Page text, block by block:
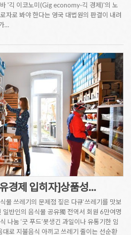
'긱 이코노미(Gig economy·긱 경제)'의 노
자로 봐야 한다는 영국 대법원의 판결이 내려
…
경제 입히자]상품성…
물 쓰레기의 문제점 짚은 다큐‘쓰레기를 맛보
일반인의 음식물 공유獨 전역서 회원 6만여명
나눔 ‘굿 푸드’못생긴 과일이나 유통기한 임
로 지불음식 아끼고 쓰레기 줄이는 선순환